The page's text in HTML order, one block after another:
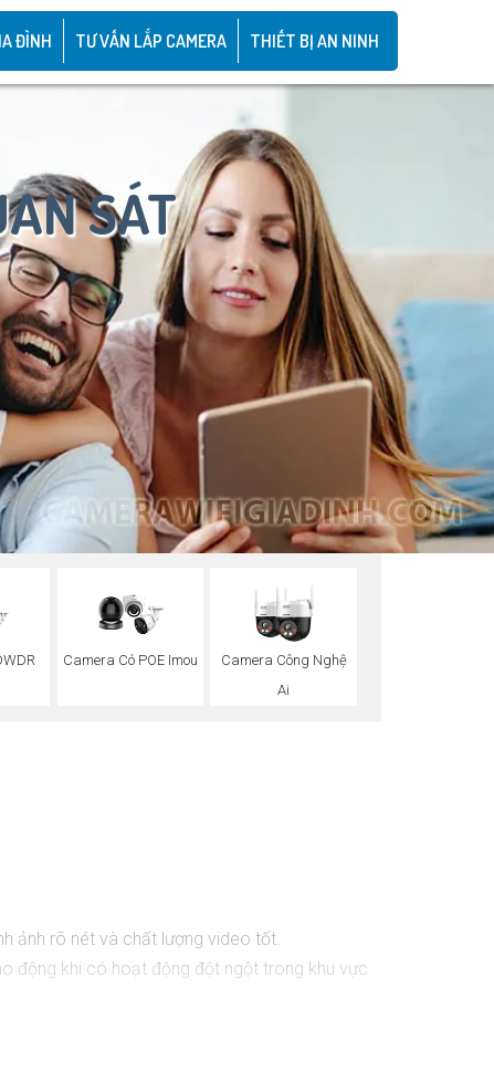
ĐÌNH TƯ VẤN LẮP CAMERA THIẾT BỊ AN NINH
SÁT
Camera Có POE Imou
Camera Công Nghệ
Ai
ảnh rõ nét và chất lượng video tốt.
động khi có hoạt động đột ngột trong khu vực
dàng xem lại hoặc chia sẻ video.